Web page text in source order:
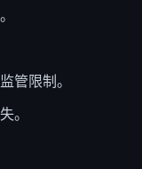
管限制。
。